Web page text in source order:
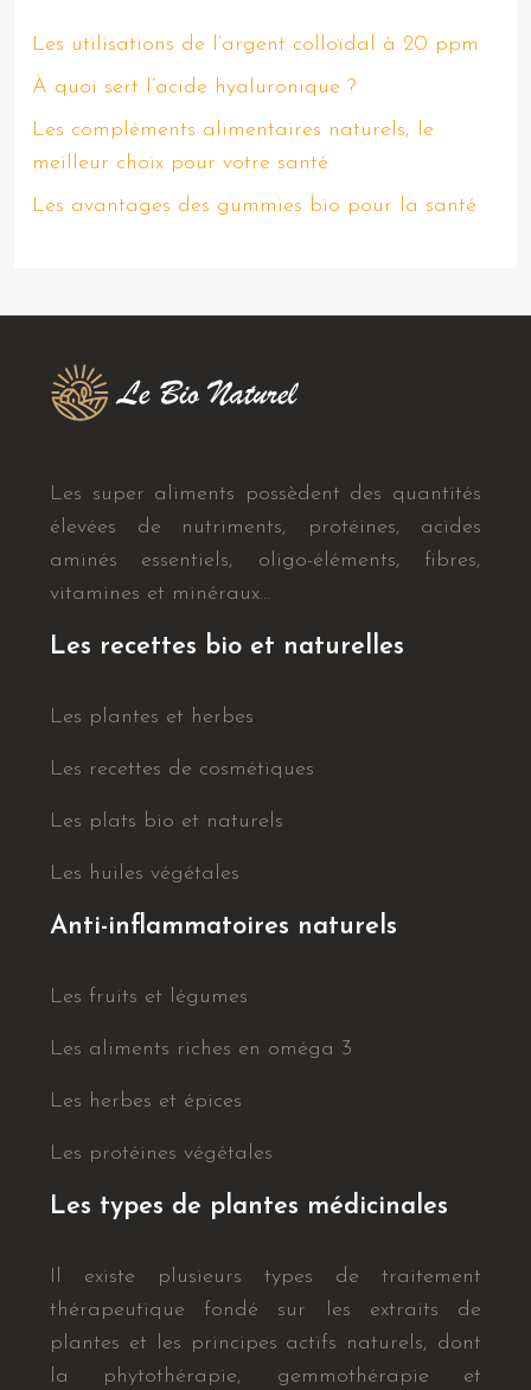
Les utilisations de l’argent colloïdal à 20 ppm
À quoi sert l’acide hyaluronique ?
Les compléments alimentaires naturels, le
meilleur choix pour votre santé
Les avantages des gummies bio pour la santé
Les super aliments possèdent des quantités
élevées de nutriments, protéines, acides
aminés essentiels, oligo-éléments, fibres,
vitamines et minéraux…
Les recettes bio et naturelles
Les plantes et herbes
Les recettes de cosmétiques
Les plats bio et naturels
Les huiles végétales
Anti-inflammatoires naturels
Les fruits et légumes
Les aliments riches en oméga 3
Les herbes et épices
Les protéines végétales
Les types de plantes médicinales
Il existe plusieurs types de traitement
thérapeutique fondé sur les extraits de
plantes et les principes actifs naturels, dont
la phytothérapie, gemmothérapie et